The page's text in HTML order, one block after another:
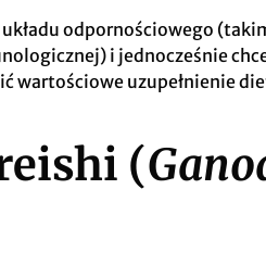
odpornościowego
i jednocześnie
wartościowe uzupełnienie
(